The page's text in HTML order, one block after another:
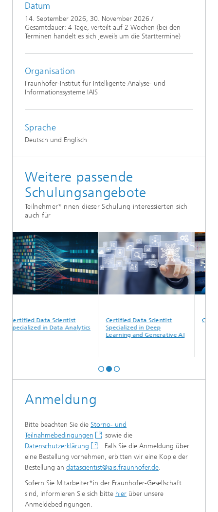
Datum
14. September 2026, 30. November 2026 /
Gesamtdauer: 4 Tage, verteilt auf 2 Wochen (bei den
Terminen handelt es sich jeweils um die Starttermine)
Organisation
Fraunhofer-Institut für Intelligente Analyse- und
Informationssysteme IAIS
Sprache
Deutsch und Englisch
Weitere passende
Schulungsangebote
Teilnehmer*innen dieser Schulung interessierten sich
auch für
Data Scientist
in Data Analytics
Certified Data Scientist
Specialized in Deep
Learning and Generative AI
Cognitive
Anmeldung
Bitte beachten Sie die Storno- und
Teilnahmebedingungen
sowie die
Datenschutzerklärung
. Falls Sie die Anmeldung über
eine Bestellung vornehmen, erbitten wir eine Kopie der
Bestellung an datascientist@iais.fraunhofer.de.
Sofern Sie Mitarbeiter*in der Fraunhofer-Gesellschaft
sind, informieren Sie sich bitte hier über unsere
Anmeldebedingungen.